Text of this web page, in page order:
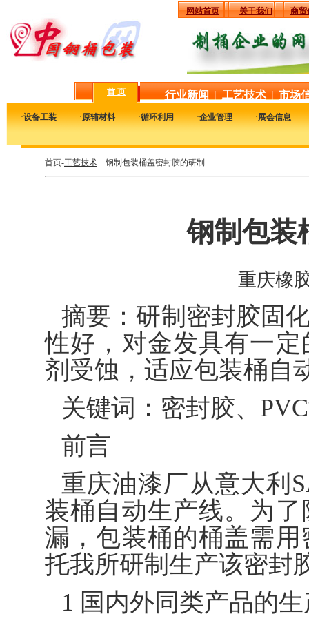
网站首页 关于我们 商贸
首 页 行业新闻 | 工艺技术 | 市场
·设备工装 ·原辅材料 ·循环利用 ·企业管理 ·展会信息
首页-工艺技术 －钢制包装桶盖密封胶的研制
钢制包装
重庆橡
摘要：研制密封胶固
性好，对金发具有一
剂受蚀，适应包装桶自
关键词：密封胶、
前言
重庆油漆厂从意大利
装桶自动生产线。为
漏，包装桶的桶盖需
托我所研制生产该密封
1 国内外同类产品的